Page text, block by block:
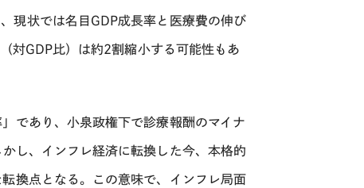
現状では名目 GDP成長率と医療費の伸び
対GDP比）は約2割縮小する可能性もあ
」であり、小泉政権下で診療報酬のマイナ
し、インフレ経済に転換した今、本格的
換点となる。この意味で、インフレ局面